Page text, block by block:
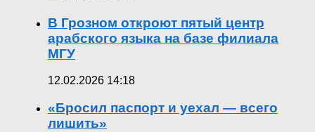
В Грозном откроют пятый центр
арабского языка на базе филиала
МГУ
12.02.2026 14:18
«Бросил паспорт и уехал — всего
лишить»